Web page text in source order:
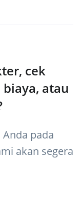
cek
atau
pada
akan segera